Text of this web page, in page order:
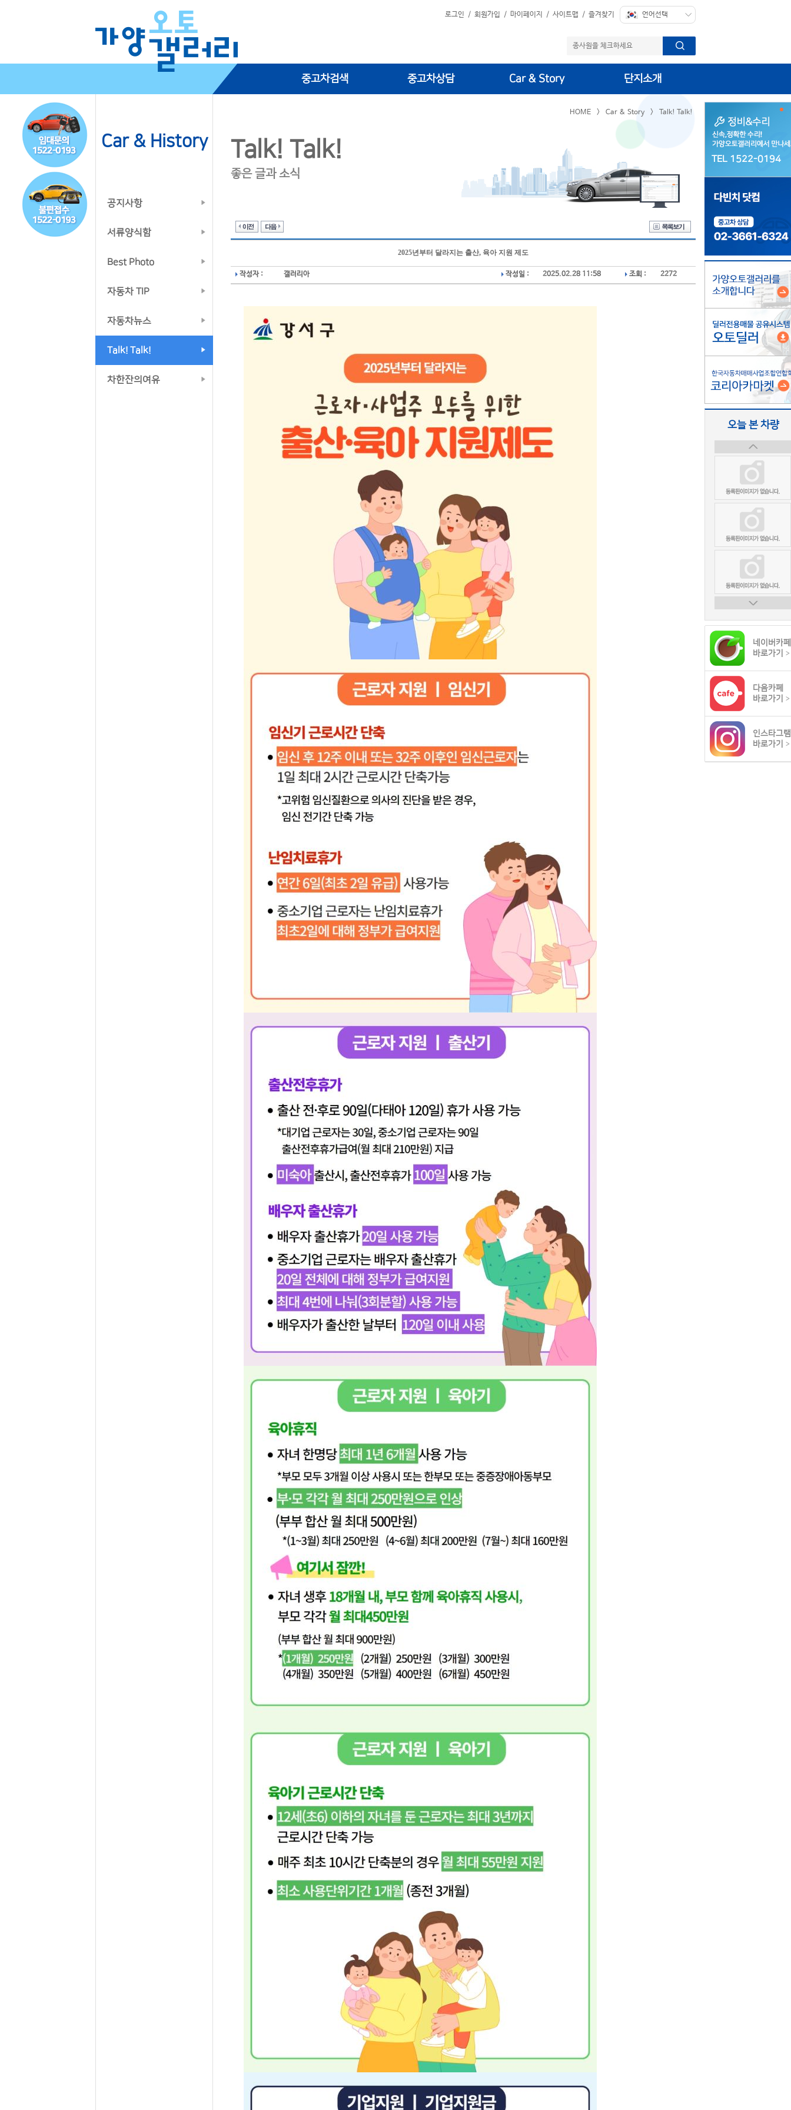
로그인 / 회원가입 / 마이페이지 / 사이트맵 / 즐겨찾기
중고차검색 중고차상담 Car & Story 단지소개
Car & History
공지사항
서류양식함
Best Photo
자동차 TIP
자동차뉴스
Talk! Talk!
차한잔의여유
HOME > Car & Story > Talk! Talk!
Talk! Talk!
좋은 글과 소식
2025년부터 달라지는 출산, 육아 지원 제도
작성자 : 갤러리아 작성일 : 2025.02.28 11:58 조회 : 2272
TEL 1522-0194
오늘 본 차량
네이버카페
바로가기 >
다음카페
바로가기 >
인스타그램
바로가기 >